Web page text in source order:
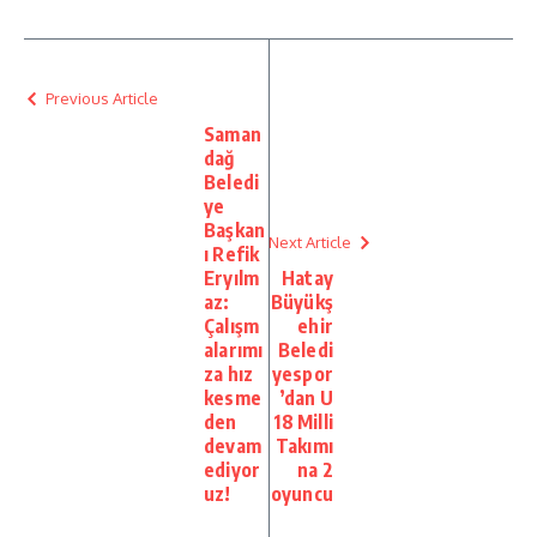
Previous Article
Saman
dağ
Beledi
ye
Başkan
ı Refik
Eryılm
az:
Çalışm
alarımı
za hız
kesme
den
devam
ediyor
uz!
Next Article
Hatay
Büyükş
ehir
Beledi
yespor
’dan U
18 Milli
Takımı
na 2
oyuncu